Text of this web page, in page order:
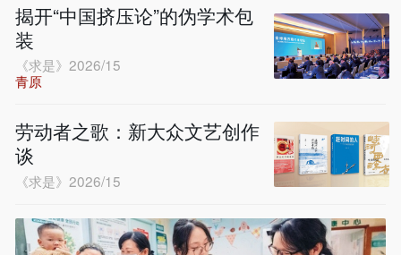
揭开“中国挤压论”的伪学术包
装
《求是》2026/15
青原
劳动者之歌：新大众文艺创作
谈
《求是》2026/15